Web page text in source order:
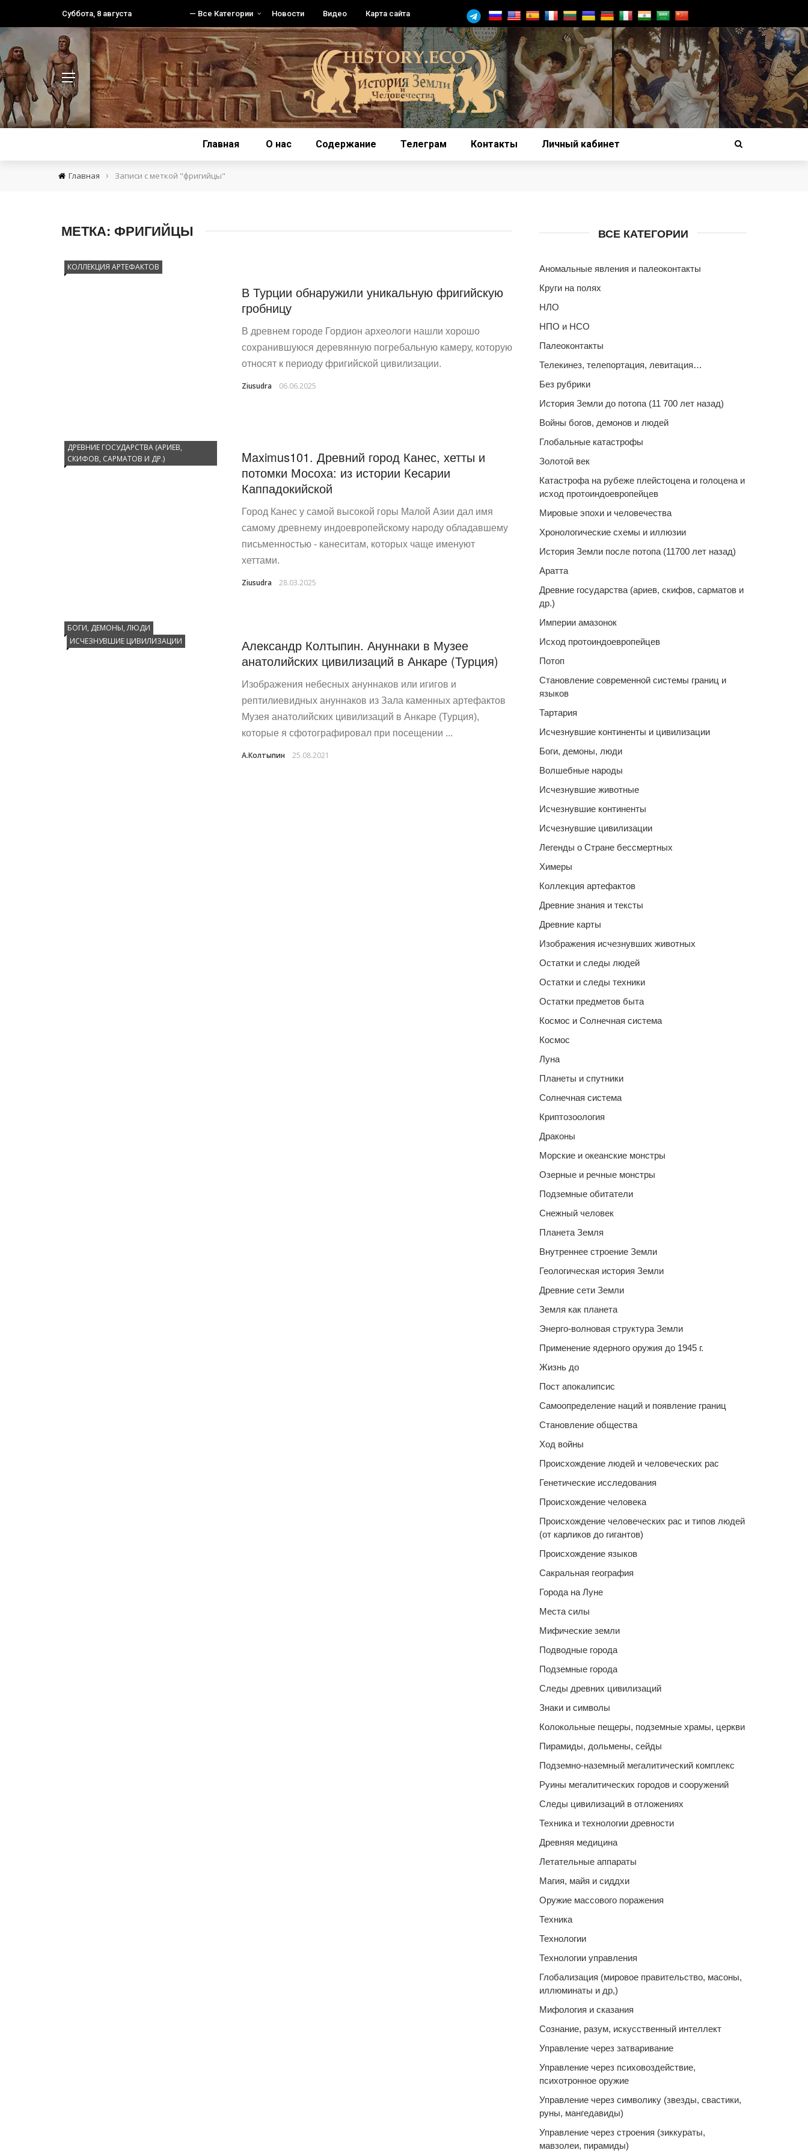
Суббота, 8 августа — Все Категории Новости Видео Карта сайта
Главная О нас Содержание Телеграм Контакты Личный кабинет
Главная › Записи с меткой "фригийцы"
МЕТКА: ФРИГИЙЦЫ
КОЛЛЕКЦИЯ АРТЕФАКТОВ
В Турции обнаружили уникальную фригийскую
гробницу
В древнем городе Гордион археологи нашли хорошо
сохранившуюся деревянную погребальную камеру, которую
относят к периоду фригийской цивилизации.
Ziusudra 06.06.2025
ДРЕВНИЕ ГОСУДАРСТВА (АРИЕВ,
СКИФОВ, САРМАТОВ И ДР.)
Maximus101. Древний город Канес, хетты и
потомки Мосоха: из истории Кесарии
Каппадокийской
Город Канес у самой высокой горы Малой Азии дал имя
самому древнему индоевропейскому народу обладавшему
письменностью - канеситам, которых чаще именуют
хеттами.
Ziusudra 28.03.2025
БОГИ, ДЕМОНЫ, ЛЮДИ
ИСЧЕЗНУВШИЕ ЦИВИЛИЗАЦИИ
Александр Колтыпин. Ануннаки в Музее
анатолийских цивилизаций в Анкаре (Турция)
Изображения небесных ануннаков или игигов и
рептилиевидных ануннаков из Зала каменных артефактов
Музея анатолийских цивилизаций в Анкаре (Турция),
которые я сфотографировал при посещении ...
А.Колтыпин 25.08.2021
ВСЕ КАТЕГОРИИ
Аномальные явления и палеоконтакты
Круги на полях
НЛО
НПО и НСО
Палеоконтакты
Телекинез, телепортация, левитация…
Без рубрики
История Земли до потопа (11 700 лет назад)
Войны богов, демонов и людей
Глобальные катастрофы
Золотой век
Катастрофа на рубеже плейстоцена и голоцена и
исход протоиндоевропейцев
Мировые эпохи и человечества
Хронологические схемы и иллюзии
История Земли после потопа (11700 лет назад)
Аратта
Древние государства (ариев, скифов, сарматов и
др.)
Империи амазонок
Исход протоиндоевропейцев
Потоп
Становление современной системы границ и
языков
Тартария
Исчезнувшие континенты и цивилизации
Боги, демоны, люди
Волшебные народы
Исчезнувшие животные
Исчезнувшие континенты
Исчезнувшие цивилизации
Легенды о Стране бессмертных
Химеры
Коллекция артефактов
Древние знания и тексты
Древние карты
Изображения исчезнувших животных
Остатки и следы людей
Остатки и следы техники
Остатки предметов быта
Космос и Солнечная система
Космос
Луна
Планеты и спутники
Солнечная система
Криптозоология
Драконы
Морские и океанские монстры
Озерные и речные монстры
Подземные обитатели
Снежный человек
Планета Земля
Внутреннее строение Земли
Геологическая история Земли
Древние сети Земли
Земля как планета
Энерго-волновая структура Земли
Применение ядерного оружия до 1945 г.
Жизнь до
Пост апокалипсис
Самоопределение наций и появление границ
Становление общества
Ход войны
Происхождение людей и человеческих рас
Генетические исследования
Происхождение человека
Происхождение человеческих рас и типов людей
(от карликов до гигантов)
Происхождение языков
Сакральная география
Города на Луне
Места силы
Мифические земли
Подводные города
Подземные города
Следы древних цивилизаций
Знаки и символы
Колокольные пещеры, подземные храмы, церкви
Пирамиды, дольмены, сейды
Подземно-наземный мегалитический комплекс
Руины мегалитических городов и сооружений
Следы цивилизаций в отложениях
Техника и технологии древности
Древняя медицина
Летательные аппараты
Магия, майя и сиддхи
Оружие массового поражения
Техника
Технологии
Технологии управления
Глобализация (мировое правительство, масоны,
иллюминаты и др,)
Мифология и сказания
Сознание, разум, искусственный интеллект
Управление через затваривание
Управление через психовоздействие,
психотронное оружие
Управление через символику (звезды, свастики,
руны, мангедавиды)
Управление через строения (зиккураты,
мавзолеи, пирамиды)